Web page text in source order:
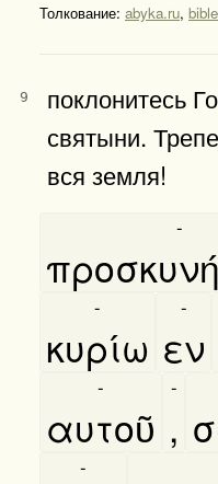
Толкование: abyka.ru,
9
поклонитесь
святыни.
вся земля!
-
κυρίω
-
εν
-
αυτοῦ
-
,
-
-